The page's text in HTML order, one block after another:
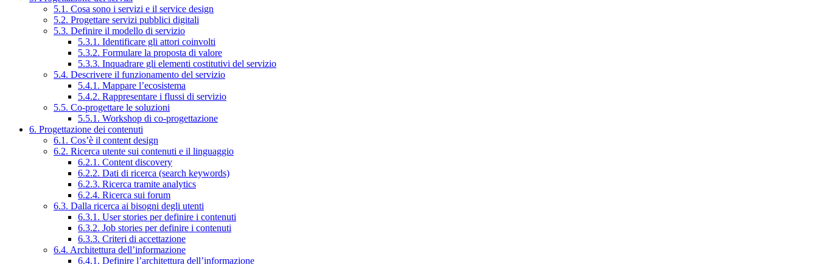
5.1. Cosa sono i servizi e il service design
5.2. Progettare servizi pubblici digitali
5.3. Definire il modello di servizio
5.3.1. Identificare gli attori coinvolti
5.3.2. Formulare la proposta di valore
5.3.3. Inquadrare gli elementi costitutivi del servizio
5.4. Descrivere il funzionamento del servizio
5.4.1. Mappare l’ecosistema
5.4.2. Rappresentare i flussi di servizio
5.5. Co-progettare le soluzioni
5.5.1. Workshop di co-progettazione
6. Progettazione dei contenuti
6.1. Cos’è il content design
6.2. Ricerca utente sui contenuti e il linguaggio
6.2.1. Content discovery
6.2.2. Dati di ricerca (search keywords)
6.2.3. Ricerca tramite analytics
6.2.4. Ricerca sui forum
6.3. Dalla ricerca ai bisogni degli utenti
6.3.1. User stories per definire i contenuti
6.3.2. Job stories per definire i contenuti
6.3.3. Criteri di accettazione
6.4. Architettura dell’informazione
6.4.1. Definire l’architettura dell’informazione